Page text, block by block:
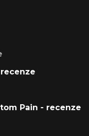
Pain - recenze